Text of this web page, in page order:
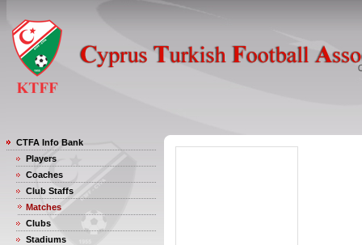
CTFA Info Bank
Players
Coaches
Club Staffs
Matches
Clubs
Stadiums